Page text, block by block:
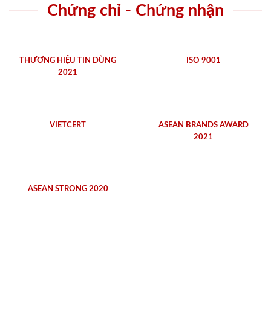
Chứng chỉ - Chứng nhận
THƯƠNG HIỆU TIN DÙNG
2021
ISO 9001
VIETCERT
ASEAN BRANDS AWARD
2021
ASEAN STRONG 2020